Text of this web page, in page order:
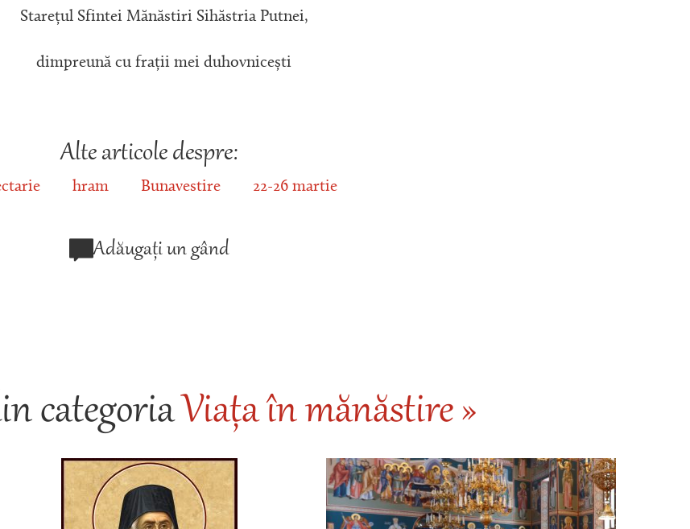
Mănăstiri Sihăstria Putnei,
frații mei duhovnicești
Alte articole despre:
hram Bunavestire 22-26 martie
Adăugați un gând
categoriaViața în mănăstire »